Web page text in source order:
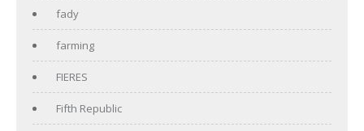
fady
farming
FIERES
Fifth Republic